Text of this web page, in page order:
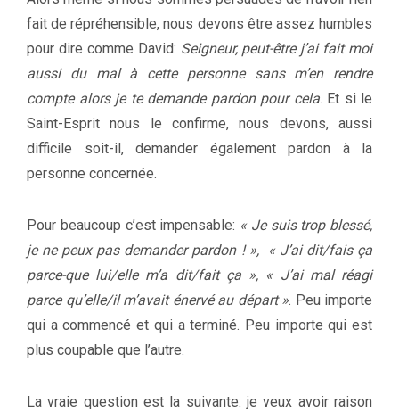
fait de répréhensible, nous devons être assez humbles
pour dire comme David: Seigneur, peut-être j’ai fait moi
aussi du mal à cette personne sans m’en rendre
compte alors je te demande pardon pour cela. Et si le
Saint-Esprit nous le confirme, nous devons, aussi
difficile soit-il, demander également pardon à la
personne concernée.
Pour beaucoup c’est impensable: « Je suis trop blessé,
je ne peux pas demander pardon ! », « J’ai dit/fais ça
parce-que lui/elle m’a dit/fait ça », « J’ai mal réagi
parce qu’elle/il m’avait énervé au départ ». Peu importe
qui a commencé et qui a terminé. Peu importe qui est
plus coupable que l’autre.
La vraie question est la suivante: je veux avoir raison